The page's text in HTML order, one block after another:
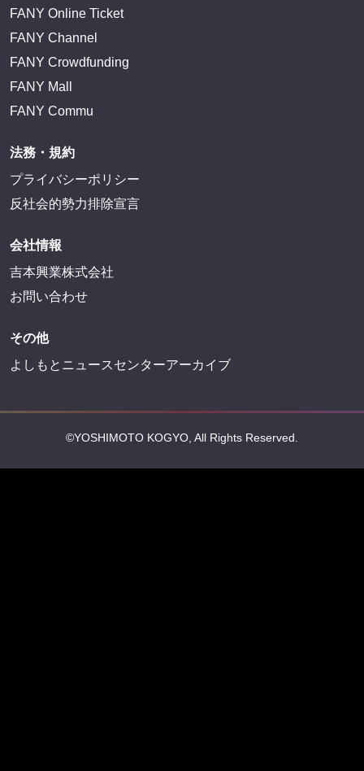
FANY Online Ticket
FANY Channel
FANY Crowdfunding
FANY Mall
FANY Commu
法務・規約
プライバシーポリシー
反社会的勢力排除宣言
会社情報
吉本興業株式会社
お問い合わせ
その他
よしもとニュースセンターアーカイブ
©YOSHIMOTO KOGYO, All Rights Reserved.